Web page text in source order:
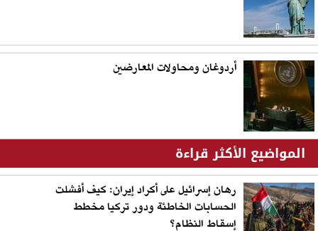
أردوغان ومحاولات المعارضين
المواضيع الأكثر قراءة
رهان إسرائيل على أكراد إيران: كيف أفشلت
الحسابات الخاطئة ودور تركيا مخطط
إسقاط النظام؟